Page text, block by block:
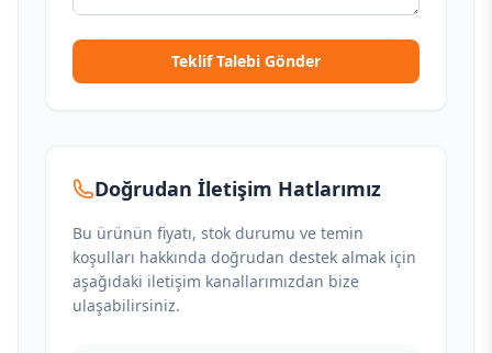
Teklif Talebi Gönder
Doğrudan İletişim Hatlarımız
Bu ürünün fiyatı, stok durumu ve temin
koşulları hakkında doğrudan destek almak için
aşağıdaki iletişim kanallarımızdan bize
ulaşabilirsiniz.